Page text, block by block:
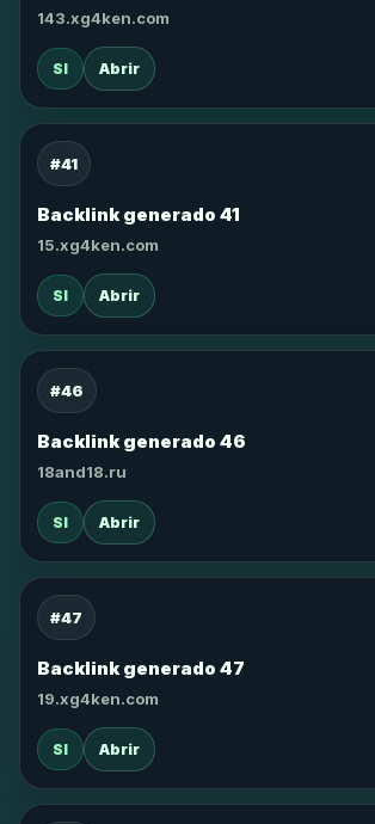
143.xg4ken.com
SI Abrir
#41
Backlink generado 41
15.xg4ken.com
SI Abrir
#46
Backlink generado 46
18and18.ru
SI Abrir
#47
Backlink generado 47
19.xg4ken.com
SI Abrir